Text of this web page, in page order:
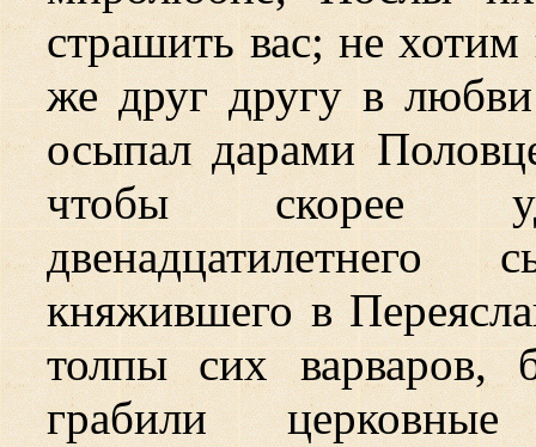
страшить вас; не
же друг другу в
осыпал дарами
чтобы скорее
княжившего в
толпы сих
грабили